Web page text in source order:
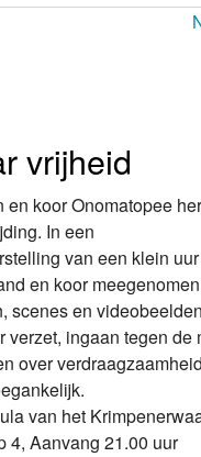
vrijheid
en koor Onomatopee
In een
van een klein
en koor
scenes en
verzet, ingaan tegen de
over
van het
4, Aanvang 21.00 uur